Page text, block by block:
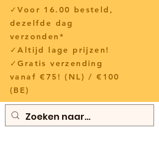
✓Voor 16.00 besteld,
dezelfde dag
verzonden*
✓Altijd lage prijzen!
✓Gratis verzending
vanaf €75! (NL) / €100
(BE)